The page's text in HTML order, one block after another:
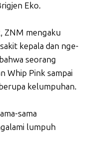
Eko.
ZNM mengaku
kepala dan nge-
seorang
Whip Pink sampai
kelumpuhan.
sama
lumpuh